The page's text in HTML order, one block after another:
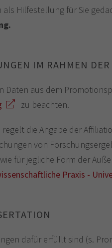
als Hilfestellung für Sie
IM RAHMEN
Daten aus dem
zu beachten.
die Angabe der
von
für jegliche Form der
Praxis -
dafür erfüllt sind (s.